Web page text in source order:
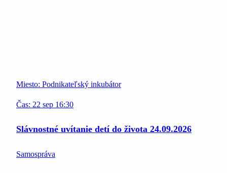
Miesto: Podnikateľský inkubátor
Čas: 22 sep 16:30
Slávnostné uvítanie detí do života 24.09.2026
Samospráva